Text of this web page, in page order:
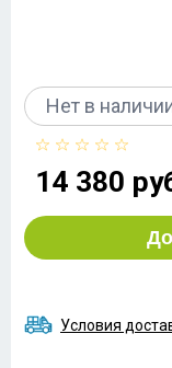
Нет в
14 380
Условия